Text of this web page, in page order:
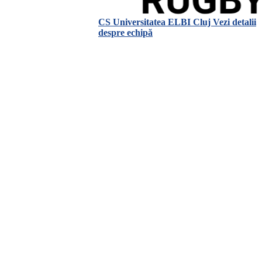
CS Universitatea ELBI Cluj Vezi detalii
despre echipă